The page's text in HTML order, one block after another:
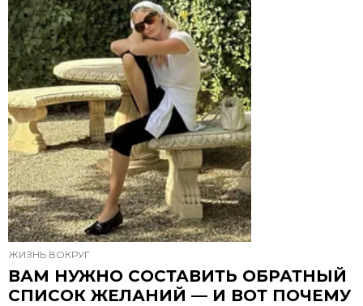
ЖИЗНЬ ВОКРУГ
ВАМ НУЖНО СОСТАВИТЬ ОБРАТНЫЙ
СПИСОК ЖЕЛАНИЙ — И ВОТ ПОЧЕМУ